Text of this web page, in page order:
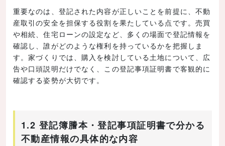
重要なのは、登記された内容が正しいことを前提に、不動
産取引の安全を担保する役割を果たしている点です。売買
や相続、住宅ローンの設定など、多くの場面で登記情報を
確認し、誰がどのような権利を持っているかを把握しま
す。家づくりでは、購入を検討している土地について、広
告や口頭説明だけでなく、この登記事項証明書で客観的に
確認する姿勢が大切です。
1.2 登記簿謄本・登記事項証明書で分かる
不動産情報の具体的な内容